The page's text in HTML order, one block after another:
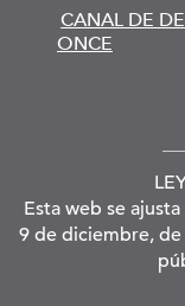
CANAL DE
ONCE
Esta web se
9 de diciembre, de